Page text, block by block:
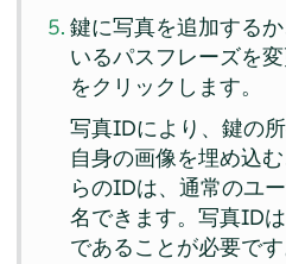
鍵に写真を追加する
いるパスフレーズを
をクリックします。
写真IDにより、鍵の
自身の画像を埋め込
らのIDは、通常のユ
名できます。写真ID
であることが必要で